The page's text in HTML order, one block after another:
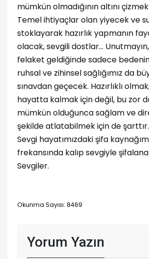
mümkün olmadığının altını
Temel ihtiyaçlar olan yiyecek ve
stoklayarak hazırlık yapmanın
olacak, sevgili dostlar...
felaket geldiğinde sadece
ruhsal ve zihinsel sağlığımız da
sınavdan geçecek. Hazırlıklı
hayatta kalmak için değil, bu zor
mümkün olduğunca sağlam ve
şekilde atlatabilmek için de şarttır.
Sevgi hayatımızdaki şifa
frekansında kalıp sevgiyle
Sevgiler.
Okunma Sayısı: 8469
Yorum Yazın